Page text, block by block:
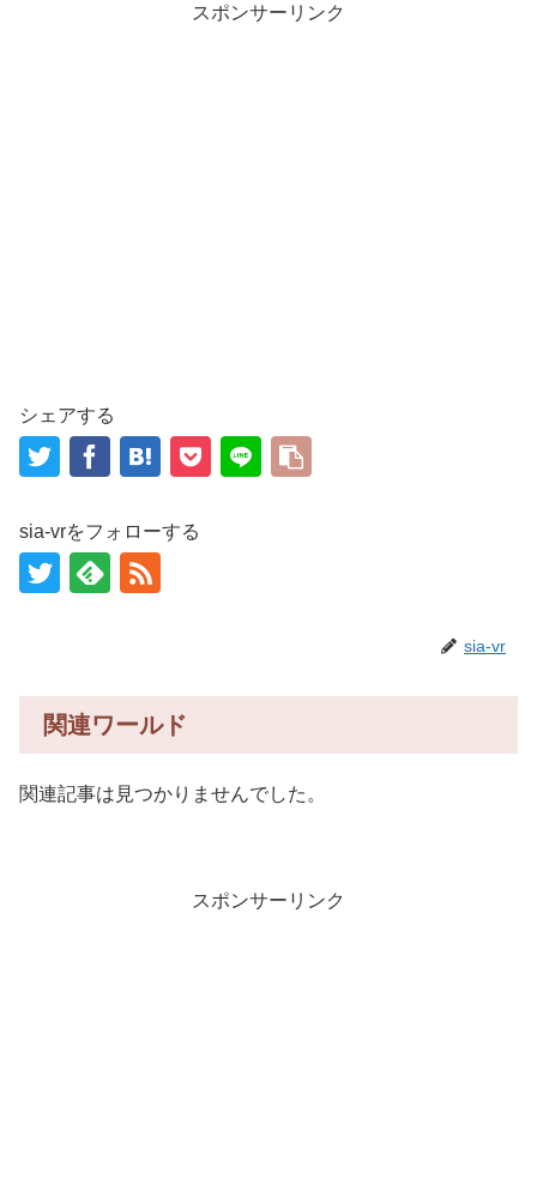
スポンサーリンク
シェアする
sia-vrをフォローする
sia-vr
関連ワールド
関連記事は見つかりませんでした。
スポンサーリンク